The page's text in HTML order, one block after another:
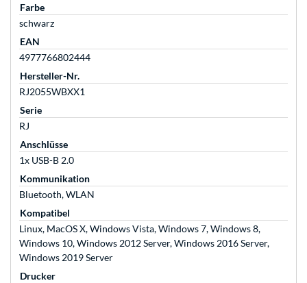
Farbe
schwarz
EAN
4977766802444
Hersteller-Nr.
RJ2055WBXX1
Serie
RJ
Anschlüsse
1x USB-B 2.0
Kommunikation
Bluetooth, WLAN
Kompatibel
Linux, MacOS X, Windows Vista, Windows 7, Windows 8,
Windows 10, Windows 2012 Server, Windows 2016 Server,
Windows 2019 Server
Drucker